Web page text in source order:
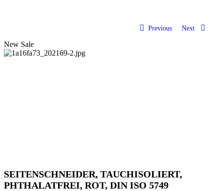
Previous Next
New Sale
SEITENSCHNEIDER, TAUCHISOLIERT,
PHTHALATFREI, ROT, DIN ISO 5749